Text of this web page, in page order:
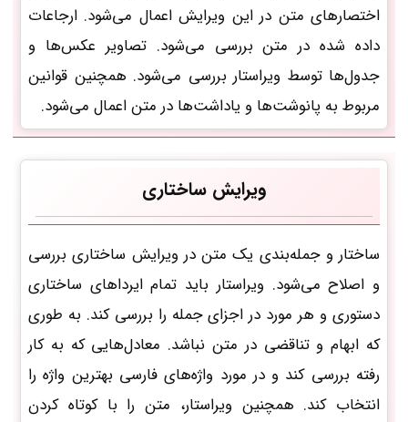
اختصارهای متن در این ویرایش اعمال می‌شود. ارجاعات
داده شده در متن بررسی می‌شود. تصاویر عکس‌ها و
جدول‌ها توسط ویراستار بررسی می‌شود. همچنین قوانین
مربوط به پانوشت‌ها و یاداشت‌ها در متن اعمال می‌شود.
ویرایش ساختاری
ساختار و جمله‌بندی یک متن در ویرایش ساختاری بررسی
و اصلاح می‌شود. ویراستار باید تمام ایرداهای ساختاری
دستوری و هر مورد در اجزای جمله را بررسی کند. به طوری
که ابهام و تناقضی در متن نباشد. معادل‌هایی که به کار
رفته بررسی کند و در مورد واژه‌های فارسی بهترین واژه را
انتخاب کند. همچنین ویراستار، متن را با کوتاه کردن